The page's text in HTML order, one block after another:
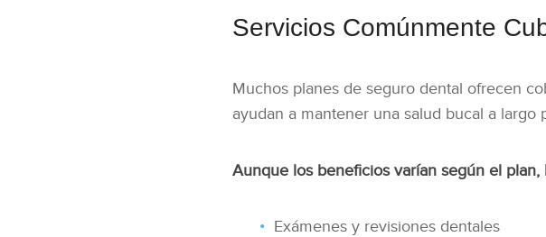
Servicios Comúnmente
Muchos planes de seguro dental ofrecen
ayudan a mantener una salud bucal a largo
Aunque los beneficios varían según el
Exámenes y revisiones dentales